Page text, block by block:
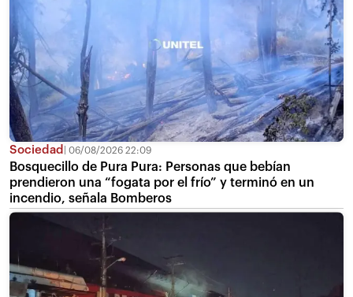
Sociedad 06/08/2026 22:09
Bosquecillo de Pura Pura: Personas que bebían
prendieron una “fogata por el frío” y terminó en un
incendio, señala Bomberos